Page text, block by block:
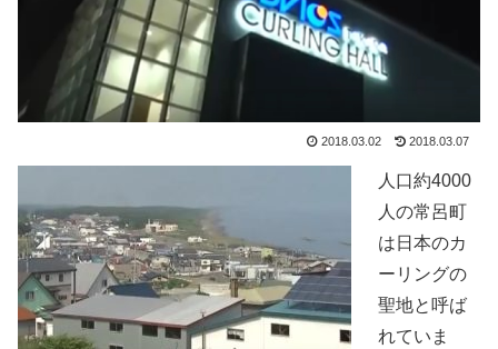
2018.03.02 2018.03.07
人口約4000
人の常呂町
は日本のカ
ーリングの
聖地と呼ば
れていま